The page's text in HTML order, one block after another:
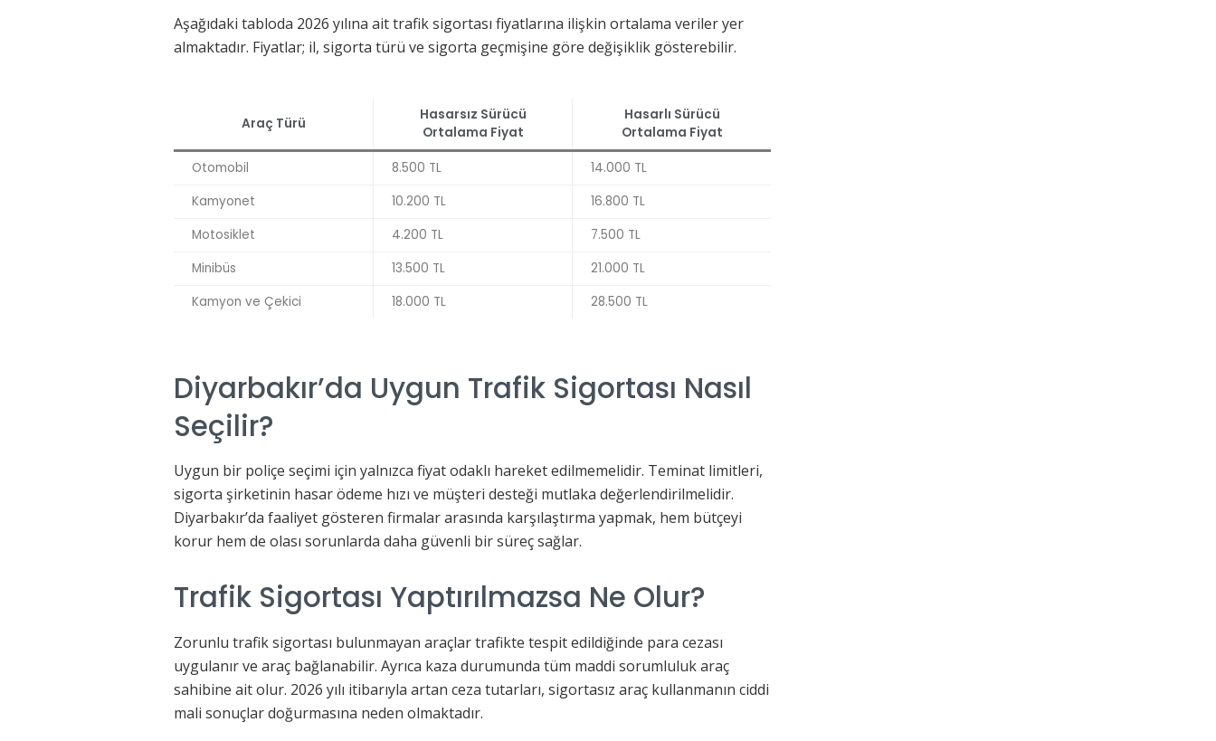
Aşağıdaki tabloda 2026 yılına ait trafik sigortası fiyatlarına ilişkin ortalama veriler yer
almaktadır. Fiyatlar; il, sigorta türü ve sigorta geçmişine göre değişiklik gösterebilir.
Araç Türü
Hasarsız Sürücü
Ortalama Fiyat
Hasarlı Sürücü
Ortalama Fiyat
Otomobil 8.500 TL
14.000 TL
Kamyonet
10.200 TL
16.800 TL
Motosiklet
4.200 TL
7.500 TL
Minibüs
13.500 TL
21.000 TL
Kamyon ve Çekici
18.000 TL 28.500 TL
Diyarbakır’da Uygun Trafik Sigortası Nasıl
Seçilir?
Uygun bir poliçe seçimi için yalnızca fiyat odaklı hareket edilmemelidir. Teminat limitleri,
sigorta şirketinin hasar ödeme hızı ve müşteri desteği mutlaka değerlendirilmelidir.
Diyarbakır’da faaliyet gösteren firmalar arasında karşılaştırma yapmak, hem bütçeyi
korur hem de olası sorunlarda daha güvenli bir süreç sağlar.
Trafik Sigortası Yaptırılmazsa Ne Olur?
Zorunlu trafik sigortası bulunmayan araçlar trafikte tespit edildiğinde para cezası
uygulanır ve araç bağlanabilir. Ayrıca kaza durumunda tüm maddi sorumluluk araç
sahibine ait olur. 2026 yılı itibarıyla artan ceza tutarları, sigortasız araç kullanmanın ciddi
mali sonuçlar doğurmasına neden olmaktadır.